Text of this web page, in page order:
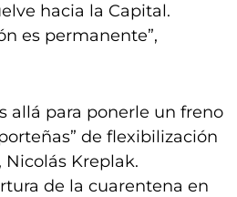
hacia la Capital.
es permanente”,
allá para ponerle un freno
de flexibilización
Kreplak.
de la cuarentena en